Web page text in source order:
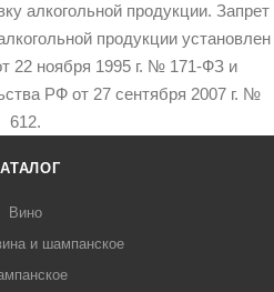
алкогольной продукции. Запрет
продукции установлен
22 ноября 1995 г. № 171-ФЗ и
РФ от 27 сентября 2007 г. №
612.
Вино
и шампанское